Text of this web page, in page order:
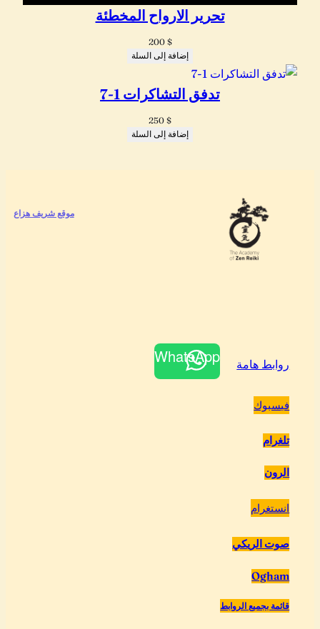
تحرير الارواح المخطئة
200 $
إضافة إلى السلة
تدفق التشاكرات 1-7
250 $
إضافة إلى السلة
موقع شريف هزاع
روابط هامة
فيسبوك
تلغرام
الرون
انستغرام
صوت الريكي
Ogham
قائمة بجميع الروابط
WhatsApp